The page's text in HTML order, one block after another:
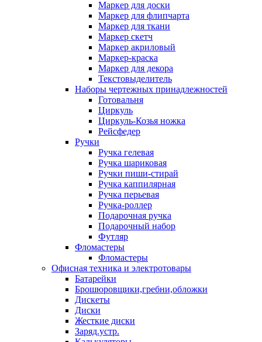
Маркер для доски
Маркер для флипчарта
Маркер для ткани
Маркер скетч
Маркер акриловый
Маркер-краска
Маркер для декора
Текстовыделитель
Наборы чертежных принадлежностей
Готовальня
Циркуль
Циркуль-Козья ножка
Рейсфедер
Ручки
Ручка гелевая
Ручка шариковая
Ручки пиши-стирай
Ручка каппилярная
Ручка перьевая
Ручка-роллер
Подарочная ручка
Подарочный набор
Футляр
Фломастеры
Фломастеры
Офисная техника и электротовары
Батарейки
Брошюровщики,гребни,обложки
Дискеты
Диски
Жесткие диски
Заряд.устр.